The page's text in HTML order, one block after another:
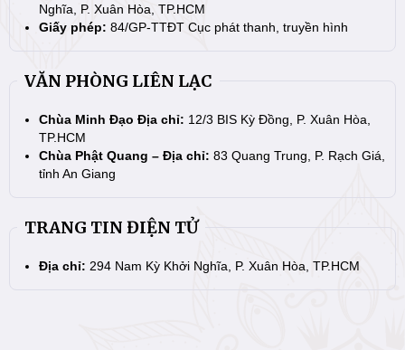
Nghĩa, P. Xuân Hòa, TP.HCM
Giấy phép: 84/GP-TTĐT Cục phát thanh, truyền hình
VĂN PHÒNG LIÊN LẠC
Chùa Minh Đạo Địa chỉ: 12/3 BIS Kỳ Đồng, P. Xuân Hòa,
TP.HCM
Chùa Phật Quang – Địa chỉ: 83 Quang Trung, P. Rạch Giá,
tỉnh An Giang
TRANG TIN ĐIỆN TỬ
Địa chỉ: 294 Nam Kỳ Khởi Nghĩa, P. Xuân Hòa, TP.HCM